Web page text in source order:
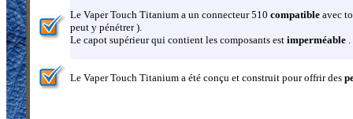
Le Vaper Touch Titanium a un connecteur 510 compatible avec
peut y pénétrer ).
Le capot supérieur qui contient les composants est imperméable
Le Vaper Touch Titanium a été conçu et construit pour offrir des